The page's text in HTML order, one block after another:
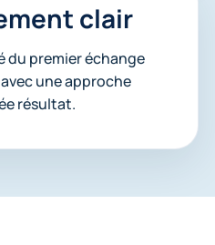
clair
du premier échange
une approche
résultat.